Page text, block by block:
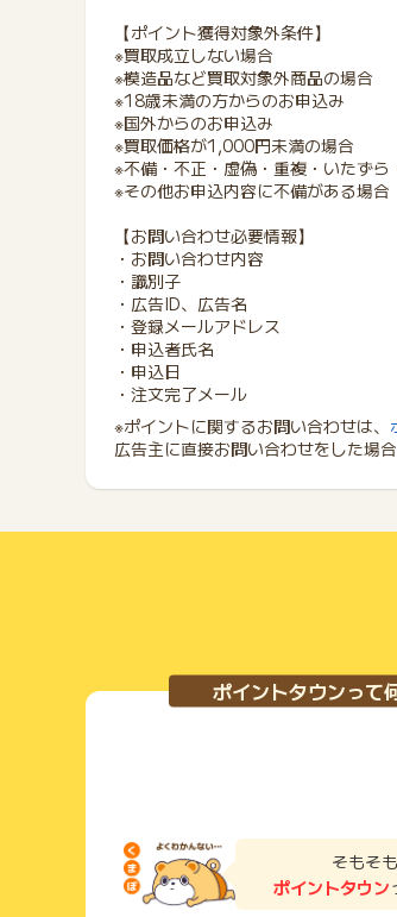
【ポイント獲得対象外条件】
※買取成立しない場合
※模造品など買取対象外商品の場合
※18歳未満の方からのお申込み
※国外からのお申込み
※買取価格が1,000円未満の場合
※不備・不正・虚偽・重複・いたずら
※その他お申込内容に不備がある場合
【お問い合わせ必要情報】
・お問い合わせ内容
・識別子
・広告ID、広告名
・登録メールアドレス
・申込者氏名
・申込日
・注文完了メール
※ポイントに関するお問い合わせは、
広告主に直接お問い合わせをした場
ポイントタウンって
そもそも
ポイントタウン